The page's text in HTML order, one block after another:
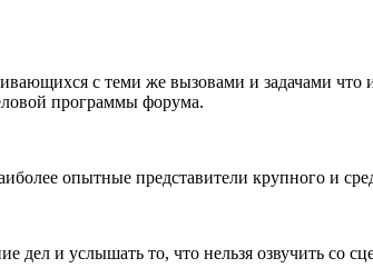
с теми же вызовами и задачами
программы форума.
опытные представители крупного и
дел и услышать то, что нельзя озвучить со